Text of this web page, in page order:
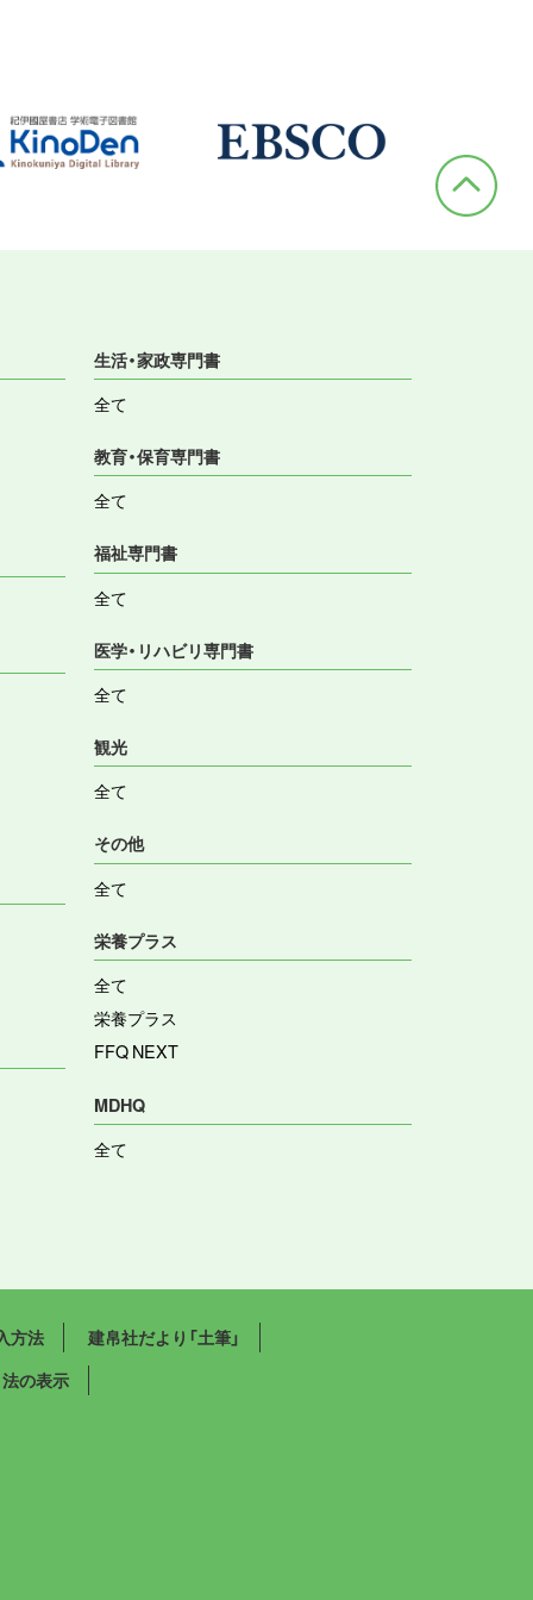
生活・家政専門書
全て
教育・保育専門書
全て
福祉専門書
全て
医学・リハビリ専門書
全て
観光
全て
その他
全て
栄養プラス
全て
栄養プラス
FFQ NEXT
MDHQ
全て
方法
建帛社だより「土筆」
の表示